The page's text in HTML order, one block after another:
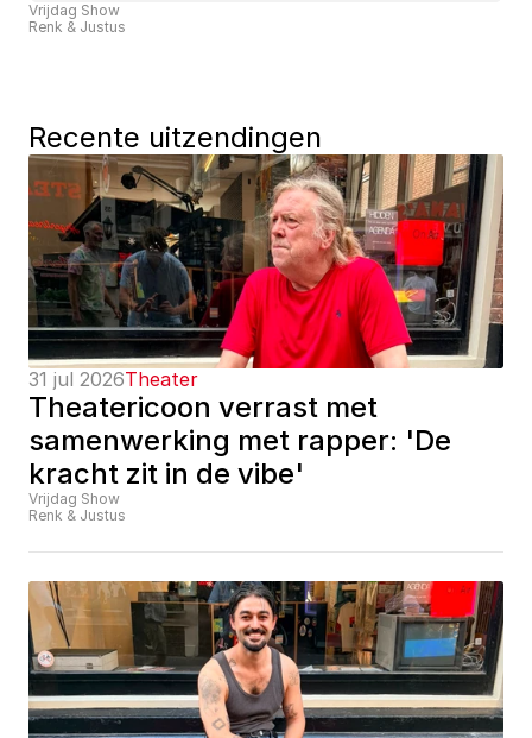
Vrijdag Show
Renk & Justus
Recente uitzendingen
31 jul 2026Theater
Theatericoon verrast met
samenwerking met rapper: 'De
kracht zit in de vibe'
Vrijdag Show
Renk & Justus